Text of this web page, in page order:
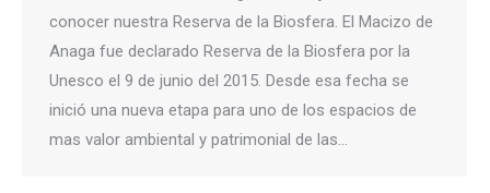
conocer nuestra Reserva de la Biosfera. El Macizo de
Anaga fue declarado Reserva de la Biosfera por la
Unesco el 9 de junio del 2015. Desde esa fecha se
inició una nueva etapa para uno de los espacios de
mas valor ambiental y patrimonial de las…